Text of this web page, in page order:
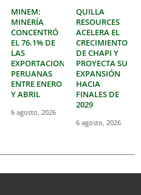
MINEM:
MINERÍA
CONCENTRÓ
EL 76.1% DE
LAS
EXPORTACIONES
PERUANAS
ENTRE ENERO
Y ABRIL
6 agosto, 2026
QUILLA
RESOURCES
ACELERA EL
CRECIMIENTO
DE CHAPI Y
PROYECTA SU
EXPANSIÓN
HACIA
FINALES DE
2029
6 agosto, 2026